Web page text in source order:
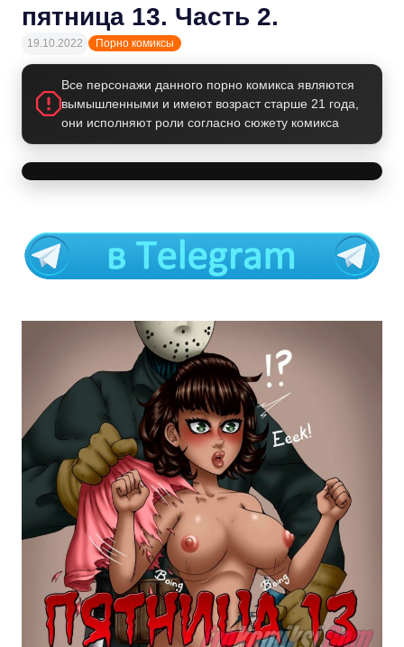
пятница 13. Часть 2.
19.10.2022 Порно комиксы
Все персонажи данного порно комикса являются
вымышленными и имеют возраст старше 21 года,
они исполняют роли согласно сюжету комикса